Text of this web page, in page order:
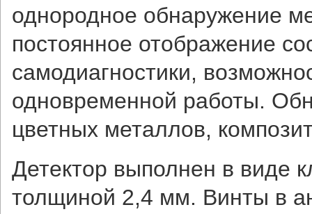
однородное обнаружение
постоянное отображение
самодиагностики,
одновременной работы.
цветных металлов,
Детектор выполнен в виде
толщиной 2,4 мм. Винты в